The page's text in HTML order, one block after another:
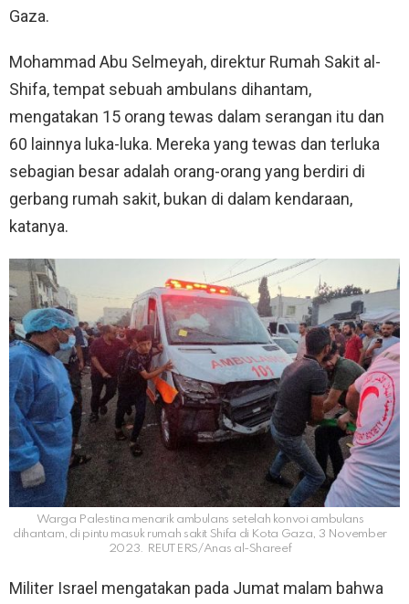
Gaza.
Mohammad Abu Selmeyah, direktur Rumah Sakit al-
Shifa, tempat sebuah ambulans dihantam,
mengatakan 15 orang tewas dalam serangan itu dan
60 lainnya luka-luka. Mereka yang tewas dan terluka
sebagian besar adalah orang-orang yang berdiri di
gerbang rumah sakit, bukan di dalam kendaraan,
katanya.
Warga Palestina menarik ambulans setelah konvoi ambulans
dihantam, di pintu masuk rumah sakit Shifa di Kota Gaza, 3 November
2023. REUTERS/Anas al-Shareef
Militer Israel mengatakan pada Jumat malam bahwa